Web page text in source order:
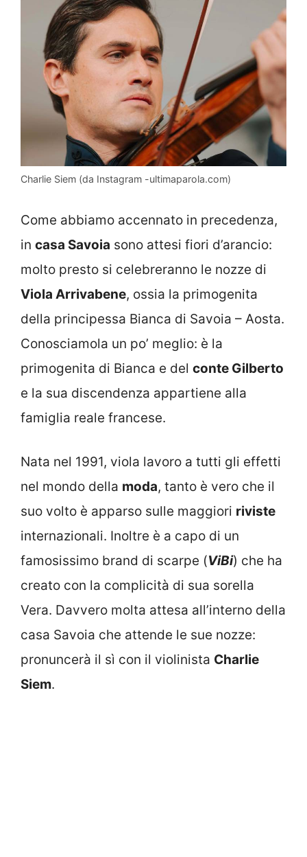
Charlie Siem (da Instagram -ultimaparola.com)
Come abbiamo accennato in precedenza,
in casa Savoia sono attesi fiori d’arancio:
molto presto si celebreranno le nozze di
Viola Arrivabene, ossia la primogenita
della principessa Bianca di Savoia – Aosta.
Conosciamola un po’ meglio: è la
primogenita di Bianca e del conte Gilberto
e la sua discendenza appartiene alla
famiglia reale francese.
Nata nel 1991, viola lavoro a tutti gli effetti
nel mondo della moda, tanto è vero che il
suo volto è apparso sulle maggiori riviste
internazionali. Inoltre è a capo di un
famosissimo brand di scarpe (ViBi) che ha
creato con la complicità di sua sorella
Vera. Davvero molta attesa all’interno della
casa Savoia che attende le sue nozze:
pronuncerà il sì con il violinista Charlie
Siem.